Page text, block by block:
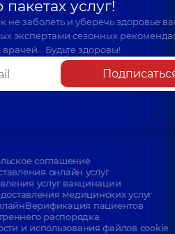
услуг!
заболеть и уберечь здоровье
экспертами сезонных
Будьте здоровы!
соглашение
онлайн услуг
услуг вакцинации
медицинских услуг
Верификация пациентов
распорядка
и использования файлов cookie